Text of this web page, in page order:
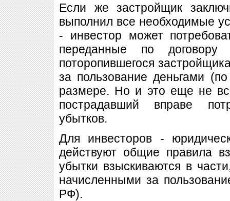
Если же застройщик
выполнил все необходимые
- инвестор может
переданные по
поторопившегося
за пользование деньгами
размере. Но и это еще не
пострадавший вправе
убытков.
Для инвесторов -
действуют общие правила
убытки взыскиваются в
начисленными за
РФ).